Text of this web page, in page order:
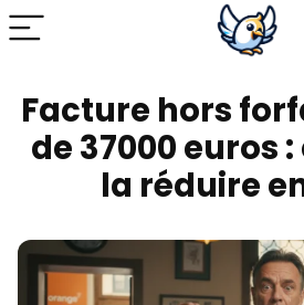
Facture hors
de 37000 euros
la réduire